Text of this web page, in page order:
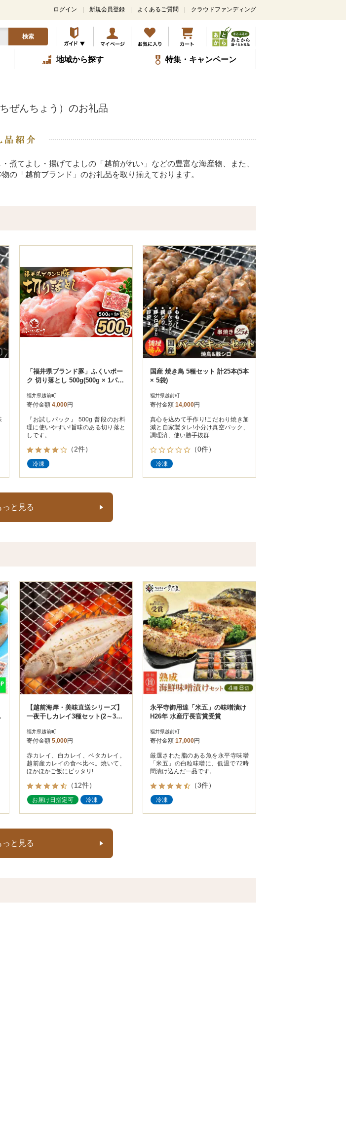
ログイン 新規会員登録 よくあるご質問 クラウドファンディング
検索
地域から探す 特集・キャンペーン
ぜんちょう）のお礼品
煮てよし・揚げてよしの「越前がれい」などの豊富な海産物、また、
の「越前ブランド」のお礼品を取り揃えております。
「福井県ブランド豚」ふくいポー
ク 切り落とし 500g(500g × 1パッ
福井県越前町
寄付金額 4,000円
『お試しパック』 500g 普段のお料
理に使いやすい!旨味のある切り落と
しです。
（2件）
冷凍
国産 焼き鳥 5種セット 計25本(5本
× 5袋)
福井県越前町
寄付金額 14,000円
真心を込めて手作り!こだわり焼き加
減と自家製タレ!小分け真空パック、
調理済、使い勝手抜群
（0件）
冷凍
っと見る
【越前海岸・美味直送シリーズ】
一夜干しカレイ3種セット(2～3尾
福井県越前町
寄付金額 5,000円
赤カレイ、白カレイ、ベタカレイ。
越前産カレイの食べ比べ。焼いて、
ほかほかご飯にピッタリ!
（12件）
お届け日指定可 冷凍
永平寺御用達「米五」の味噌漬け
H26年 水産庁長官賞受賞
福井県越前町
寄付金額 17,000円
厳選された脂のある魚を永平寺味噌
「米五」の白粒味噌に、低温で72時
間漬け込んだ一品です。
（3件）
冷凍
っと見る